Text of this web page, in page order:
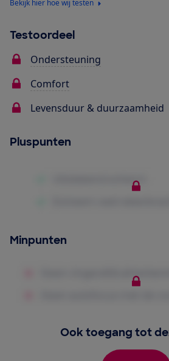
Bekijk hier hoe wij testen
Testoordeel
Ondersteuning
Comfort
Levensduur & duurzaamheid
Pluspunten
Minpunten
Ook toegang tot